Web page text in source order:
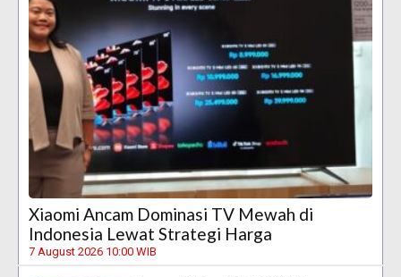
Xiaomi Ancam Dominasi TV Mewah di
Indonesia Lewat Strategi Harga
7 August 2026 10:00 WIB